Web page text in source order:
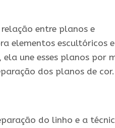
entre planos e
elementos escultóricos
une esses planos por
dos planos de cor.
do linho e a